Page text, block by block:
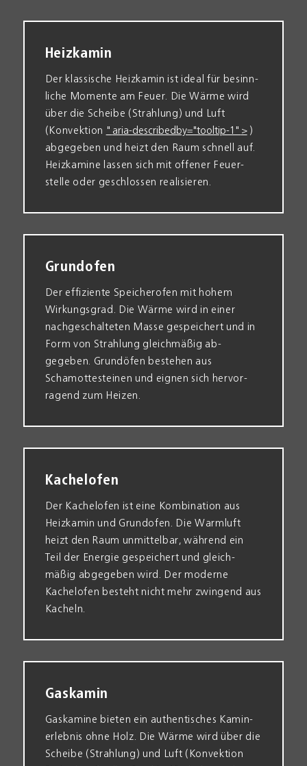
Heizkamin
Der klassische Heiz­kamin ist ideal für besinn­
liche Momente am Feuer. Die Wärme wird
über die Scheibe (Strahlung) und Luft
(Konvektion
" aria-describedby="tooltip-1" >)
abgegeben und heizt den Raum schnell auf.
Heiz­kamine lassen sich mit offener Feuer­
stelle oder geschlossen realisieren.
Grundofen
Der effiziente Speicher­ofen mit hohem
Wirkungs­grad. Die Wärme wird in einer
nach­geschalteten Masse gespeichert und in
Form von Strahlung gleich­mäßig ab­
gegeben. Grund­öfen bestehen aus
Schamotte­steinen und eignen sich hervor­
ragend zum Heizen.
Kachelofen
Der Kachel­ofen ist eine Kombination aus
Heiz­kamin und Grund­ofen. Die Warm­luft
heizt den Raum un­mittelbar, während ein
Teil der Energie gespeichert und gleich­
mäßig abgegeben wird. Der moderne
Kachel­ofen besteht nicht mehr zwingend aus
Kacheln.
Gaskamin
Gas­kamine bieten ein authentisches Kamin­
erlebnis ohne Holz. Die Wärme wird über die
Scheibe (Strahlung) und Luft (Konvektion